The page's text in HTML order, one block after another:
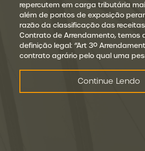
repercutem em carga tributária
além de pontos de exposição
razão da classificação das
Contrato de Arrendamento, temos
definição legal: “Art 3º
contrato agrário pelo qual uma
Continue Lendo